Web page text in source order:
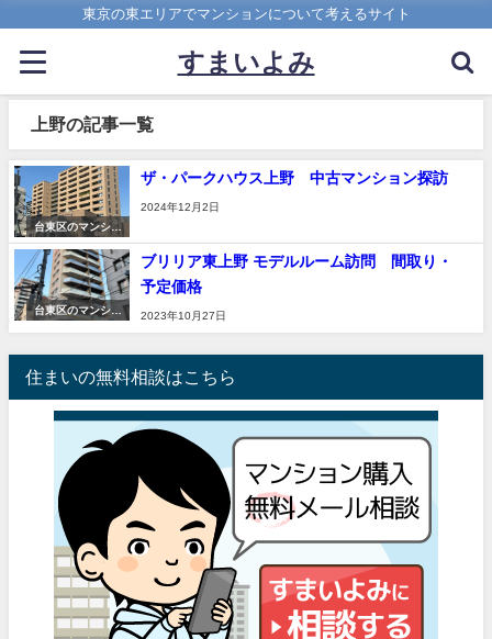
東京の東エリアでマンションについて考えるサイト
すまいよみ
上野の記事一覧
台東区のマンショ
ン
ザ・パークハウス上野 中古マンション探訪
2024年12月2日
台東区のマンショ
ブリリア東上野 モデルルーム訪問 間取り・
予定価格
2023年10月27日
住まいの無料相談はこちら